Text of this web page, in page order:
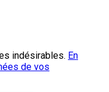
indésirables. En
de vos